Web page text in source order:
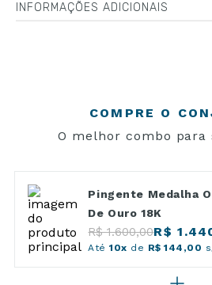
INFORMAÇÕES ADICIONAIS
COMPRE O
O melhor combo para
Pingente Medalha
De Ouro 18K
R$ 1.600,00R$
Até10x de R$ 144,00